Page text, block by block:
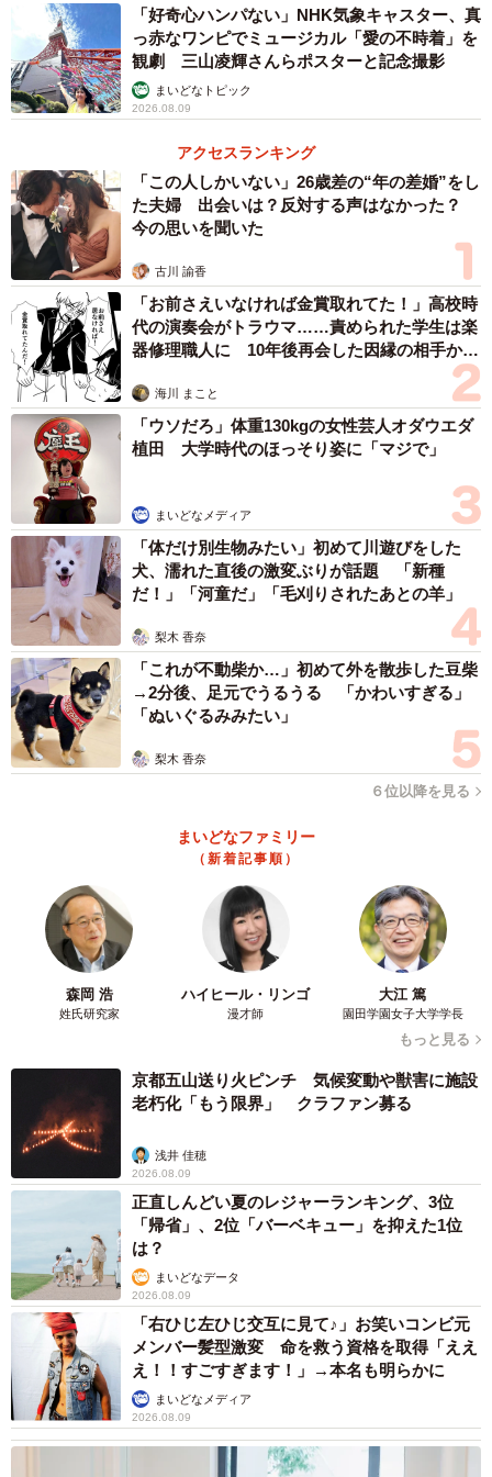
「好奇心ハンパない」NHK気象キャスター、真
っ赤なワンピでミュージカル「愛の不時着」を
観劇 三山凌輝さんらポスターと記念撮影
まいどなトピック
2026.08.09
アクセスランキング
「この人しかいない」26歳差の“年の差婚”をし
た夫婦 出会いは？反対する声はなかった？
今の思いを聞いた
古川 諭香
「お前さえいなければ金賞取れてた！」高校時
代の演奏会がトラウマ……責められた学生は楽
器修理職人に 10年後再会した因縁の相手から
海川 まこと
「ウソだろ」体重130kgの女性芸人オダウエダ
植田 大学時代のほっそり姿に「マジで」
まいどなメディア
「体だけ別生物みたい」初めて川遊びをした
犬、濡れた直後の激変ぶりが話題 「新種
だ！」「河童だ」「毛刈りされたあとの羊」
梨木 香奈
「これが不動柴か…」初めて外を散歩した豆柴
→2分後、足元でうるうる 「かわいすぎる」
「ぬいぐるみみたい」
梨木 香奈
６位以降を見る
まいどなファミリー
（新着記事順）
森岡 浩
姓氏研究家
ハイヒール・リンゴ
漫才師
大江 篤
園田学園女子大学学長
もっと見る
京都五山送り火ピンチ 気候変動や獣害に施設
老朽化「もう限界」 クラファン募る
浅井 佳穂
2026.08.09
正直しんどい夏のレジャーランキング、3位
「帰省」、2位「バーベキュー」を抑えた1位
は？
まいどなデータ
2026.08.09
「右ひじ左ひじ交互に見て♪」お笑いコンビ元
メンバー髪型激変 命を救う資格を取得「ええ
え！！すごすぎます！」→本名も明らかに
まいどなメディア
2026.08.09